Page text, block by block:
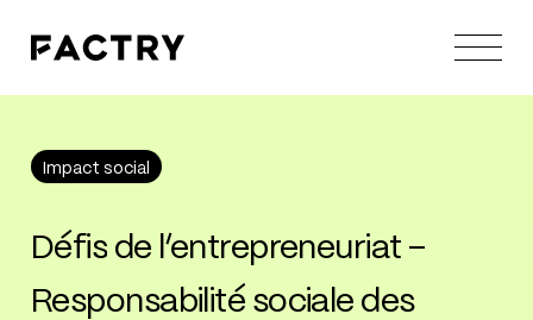
Impact social
Défis de l’entrepreneuriat –
Responsabilité sociale des